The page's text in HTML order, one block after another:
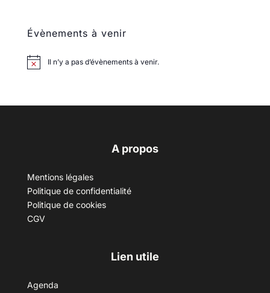
Évènements à venir
Il n’y a pas d’évènements à venir.
A propos
Mentions légales
Politique de confidentialité
Politique de cookies
CGV
Lien utile
Agenda